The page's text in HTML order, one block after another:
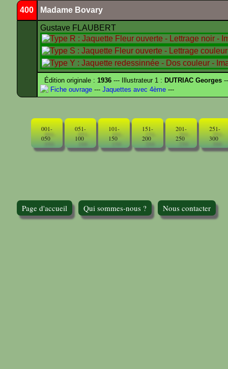
400 Madame Bovary
Gustave FLAUBERT
Édition originale :1936 --- Illustrateur 1 : DUTRIAC Georges
Fiche ouvrage --- Jaquettes avec 4ème ---
001-
050
051-
100
101-
150
151-
200
201-
250
251-
300
Page d'accueil Qui sommes-nous ? Nous contacter